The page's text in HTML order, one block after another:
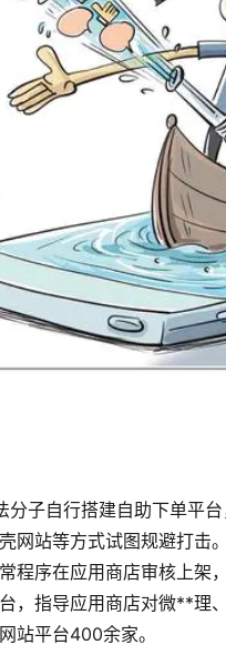
分子自行搭建自助下单平
网站等方式试图规避打击
程序在应用商店审核上架
，指导应用商店对微**理
站平台400余家。